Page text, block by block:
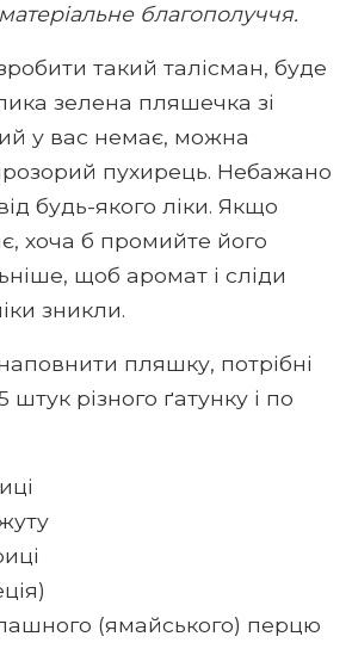
благополуччя.
такий талісман, буде
зелена пляшечка зі
у вас немає, можна
пухирець. Небажано
будь-якого ліки. Якщо
хоча б промийте його
щоб аромат і сліди
зникли.
пляшку, потрібні
штук різного ґатунку і по
(ямайського) перцю